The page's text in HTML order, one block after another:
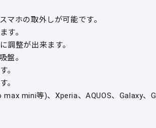
マホの取外しが可能です。
す。
調整が出来ます。
盤。
。
。
mini等)、Xperia、AQUOS、Galaxy、